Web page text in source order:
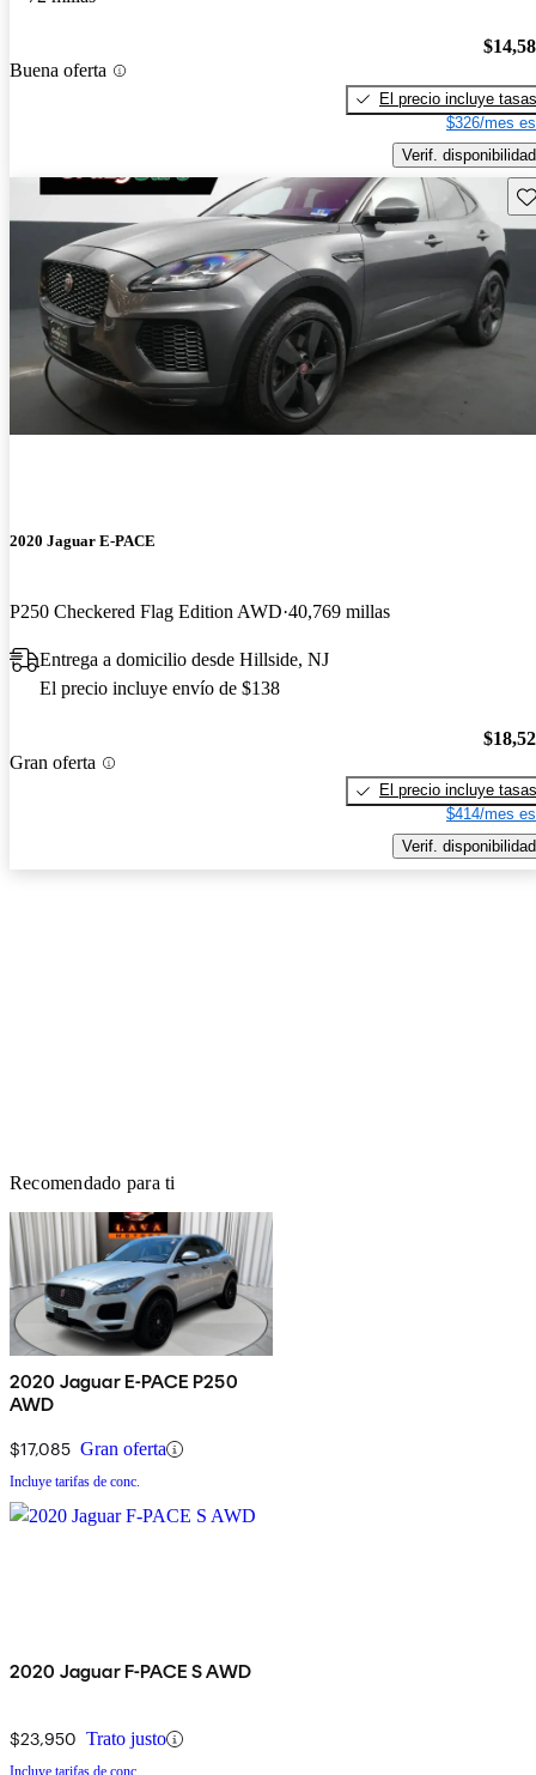
Buena oferta
El precio incluye tasas
$326/mes
Verif. disponibilidad
2020 Jaguar E-PACE
P250 Checkered Flag Edition AWD 40,769 millas
Entrega a domicilio desde Hillside, NJ
El precio incluye envío de $138
Gran oferta
El precio incluye tasas
$414/mes
Verif. disponibilidad
Recomendado para ti
2020 Jaguar E-PACE P250
AWD
$17,085 Gran oferta
Incluye tarifas de conc.
2020 Jaguar F-PACE S AWD
$23,950 Trato justo
Incluye tarifas de conc.